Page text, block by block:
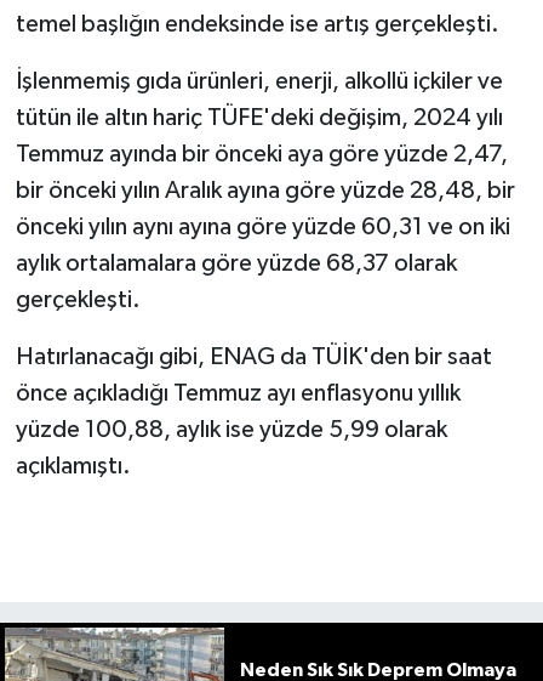
temel başlığın endeksinde ise artış gerçekleşti.
İşlenmemiş gıda ürünleri, enerji, alkollü içkiler ve
tütün ile altın hariç TÜFE'deki değişim, 2024 yılı
Temmuz ayında bir önceki aya göre yüzde 2,47,
bir önceki yılın Aralık ayına göre yüzde 28,48, bir
önceki yılın aynı ayına göre yüzde 60,31 ve on iki
aylık ortalamalara göre yüzde 68,37 olarak
gerçekleşti.
Hatırlanacağı gibi, ENAG da TÜİK'den bir saat
önce açıkladığı Temmuz ayı enflasyonu yıllık
yüzde 100,88, aylık ise yüzde 5,99 olarak
açıklamıştı.
Neden Sık Sık Deprem Olmaya